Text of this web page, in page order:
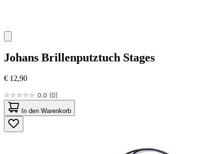
Johans Brillenputztuch Stages
€ 12,90
0.0 (0)
0.0
von
5
Sternen.
In den Warenkorb